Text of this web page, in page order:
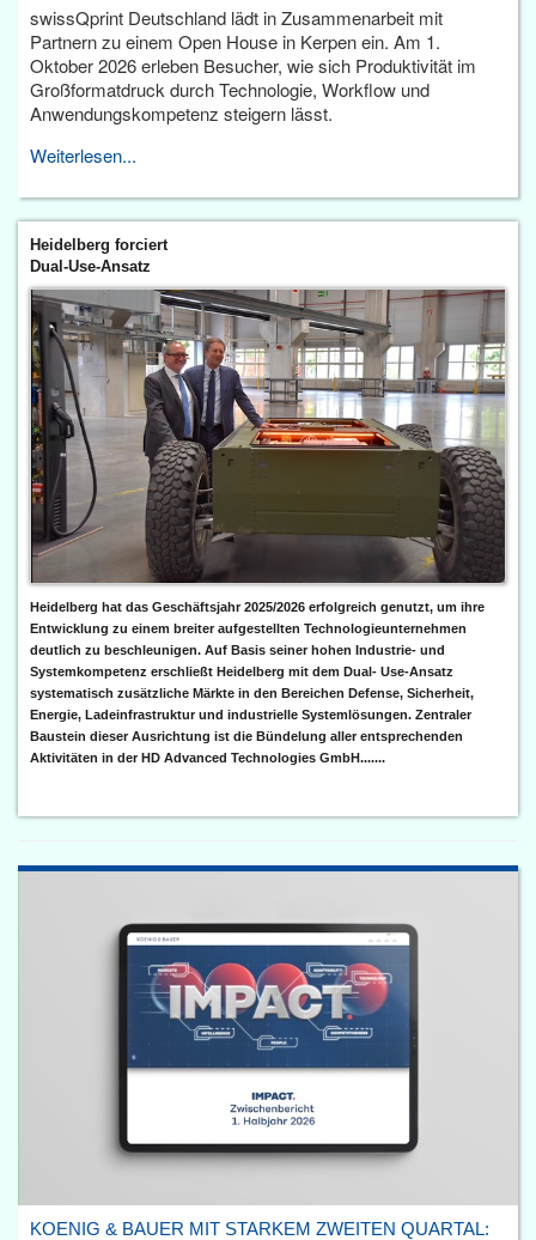
swissQprint Deutschland lädt in Zusammenarbeit mit
Partnern zu einem Open House in Kerpen ein. Am 1.
Oktober 2026 erleben Besucher, wie sich Produktivität im
Großformatdruck durch Technologie, Workflow und
Anwendungskompetenz steigern lässt.
Weiterlesen...
Heidelberg forciert
Dual-Use-Ansatz
Heidelberg hat das Geschäftsjahr 2025/2026 erfolgreich genutzt, um ihre
Entwicklung zu einem breiter aufgestellten Technologieunternehmen
deutlich zu beschleunigen. Auf Basis seiner hohen Industrie- und
Systemkompetenz erschließt Heidelberg mit dem Dual- Use-Ansatz
systematisch zusätzliche Märkte in den Bereichen Defense, Sicherheit,
Energie, Ladeinfrastruktur und industrielle Systemlösungen. Zentraler
Baustein dieser Ausrichtung ist die Bündelung aller entsprechenden
Aktivitäten in der HD Advanced Technologies GmbH.......
KOENIG & BAUER MIT STARKEM ZWEITEN QUARTAL: